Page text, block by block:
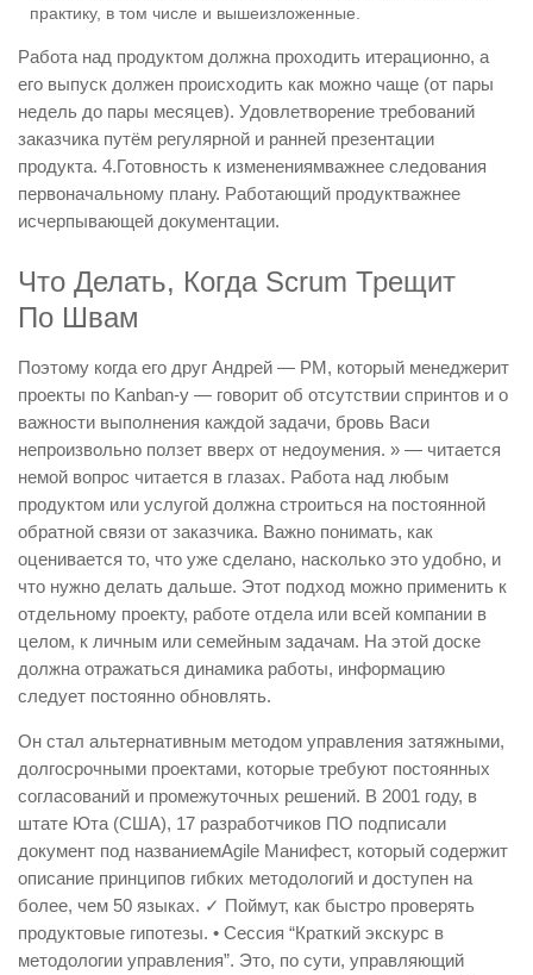
практику, в том числе и вышеизложенные.
Работа над продуктом должна проходить итерационно, а
его выпуск должен происходить как можно чаще (от пары
недель до пары месяцев). Удовлетворение требований
заказчика путём регулярной и ранней презентации
продукта. 4.Готовность к изменениямважнее следования
первоначальному плану. Работающий продуктважнее
исчерпывающей документации.
Что Делать, Когда Scrum Трещит
По Швам
Поэтому когда его друг Андрей — PM, который менеджерит
проекты по Kanban-у — говорит об отсутствии спринтов и о
важности выполнения каждой задачи, бровь Васи
непроизвольно ползет вверх от недоумения. » — читается
немой вопрос читается в глазах. Работа над любым
продуктом или услугой должна строиться на постоянной
обратной связи от заказчика. Важно понимать, как
оценивается то, что уже сделано, насколько это удобно, и
что нужно делать дальше. Этот подход можно применить к
отдельному проекту, работе отдела или всей компании в
целом, к личным или семейным задачам. На этой доске
должна отражаться динамика работы, информацию
следует постоянно обновлять.
Он стал альтернативным методом управления затяжными,
долгосрочными проектами, которые требуют постоянных
согласований и промежуточных решений. В 2001 году, в
штате Юта (США), 17 разработчиков ПО подписали
документ под названиемAgile Манифест, который содержит
описание принципов гибких методологий и доступен на
более, чем 50 языках. ✓ Поймут, как быстро проверять
продуктовые гипотезы. • Сессия “Краткий экскурс в
методологии управления”. Это, по сути, управляющий